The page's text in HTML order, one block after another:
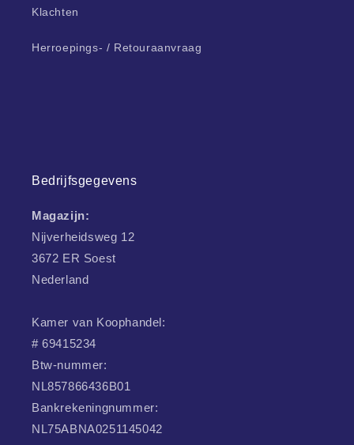
Klachten
Herroepings- / Retouraanvraag
Bedrijfsgegevens
Magazijn:
Nijverheidsweg 12
3672 ER Soest
Nederland
Kamer van Koophandel:
# 69415234
Btw-nummer:
NL857866436B01
Bankrekeningnummer:
NL75ABNA0251145042